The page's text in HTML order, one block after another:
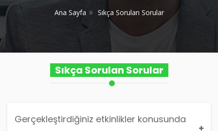
Ana Sayfa Sıkça Sorulan Sorular
Sıkça Sorulan Sorular
Gerçekleştirdiğiniz etkinlikler konusunda